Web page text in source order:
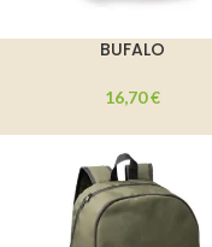
BUFALO
16,70€